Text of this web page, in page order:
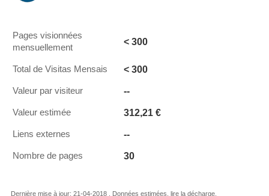
Pages visionnées
mensuellement
< 300
Total de Visitas Mensais < 300
Valeur par visiteur --
Valeur estimée 312,21 €
Liens externes --
Nombre de pages 30
Dernière mise à jour: 21-04-2018 . Données estimées, lire la décharge.